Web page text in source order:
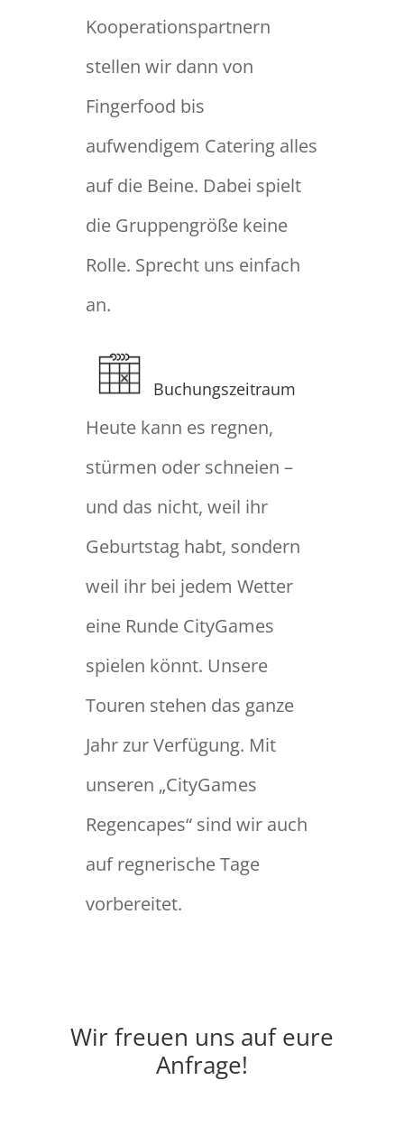
Kooperationspartnern
stellen wir dann von
Fingerfood bis
aufwendigem Catering alles
auf die Beine. Dabei spielt
die Gruppengröße keine
Rolle. Sprecht uns einfach
an.
Buchungszeitraum
Heute kann es regnen,
stürmen oder schneien –
und das nicht, weil ihr
Geburtstag habt, sondern
weil ihr bei jedem Wetter
eine Runde CityGames
spielen könnt. Unsere
Touren stehen das ganze
Jahr zur Verfügung. Mit
unseren „CityGames
Regencapes“ sind wir auch
auf regnerische Tage
vorbereitet.
Wir freuen uns auf eure
Anfrage!